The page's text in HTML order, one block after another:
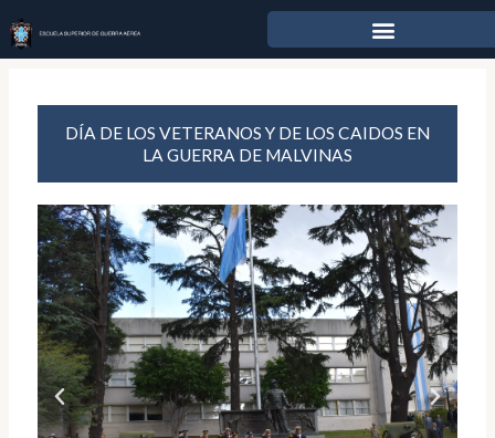
al
DÍA DE LOS VETERANOS Y DE LOS CAIDOS EN
LA GUERRA DE MALVINAS